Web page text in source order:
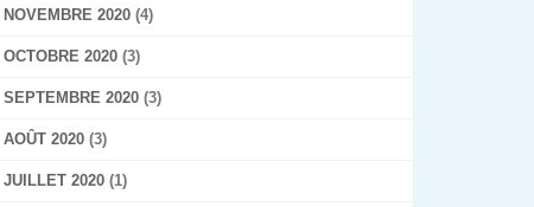
NOVEMBRE 2020 (4)
OCTOBRE 2020 (3)
SEPTEMBRE 2020 (3)
AOÛT 2020 (3)
JUILLET 2020 (1)